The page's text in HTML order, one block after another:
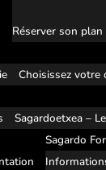
Réserver son plan
Choisissez votre
Sagardoetxea –
Sagardo